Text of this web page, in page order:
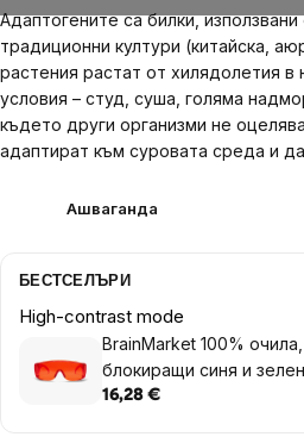
Адаптогените са билки,
традиционни култури (китайска,
растения растат от хилядолетия в
условия – студ, суша, голяма
където други организми не
адаптират към суровата среда и
Ашваганда
БЕСТСЕЛЪРИ
High-contrast mode
BrainMarket 100% очила,
блокиращи синя и
светлина, TRON
16,28 €